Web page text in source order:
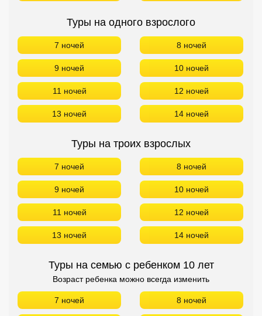
Туры на одного взрослого
7 ночей 8 ночей
9 ночей 10 ночей
11 ночей 12 ночей
13 ночей 14 ночей
Туры на троих взрослых
7 ночей 8 ночей
9 ночей 10 ночей
11 ночей 12 ночей
13 ночей 14 ночей
Туры на семью с ребенком 10 лет
Возраст ребенка можно всегда изменить
7 ночей 8 ночей